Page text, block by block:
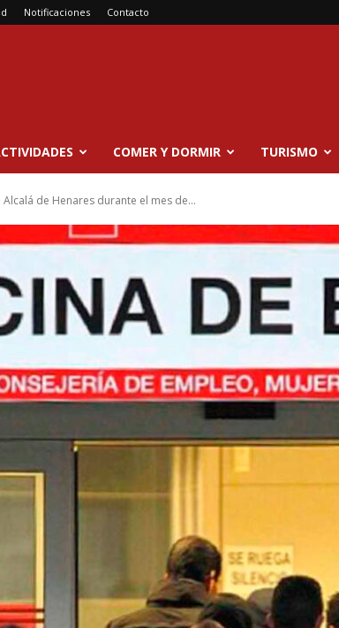
Notificaciones Contacto
COMER Y DORMIR TURISMO
de Henares durante el mes de...